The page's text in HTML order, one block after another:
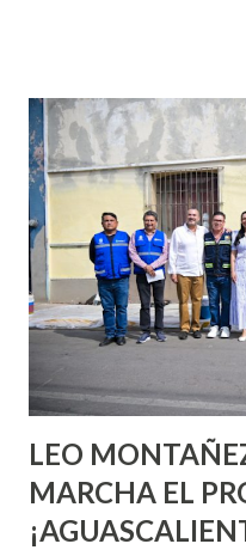
conoces ni la mitad de lo
quienes ya han tenido
o expertas en el tema.
aprender y nuevas
chica y aún no has tenido
pienses que el sexo será
experimentarlo, pero
experiencia te dirá,
son suficientemen...
LEO
MARCHA EL